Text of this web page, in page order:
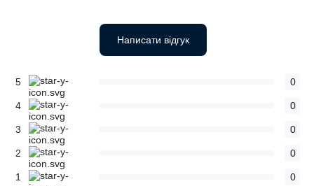
Написати відгук
5 0
4 0
3 0
2 0
1 0